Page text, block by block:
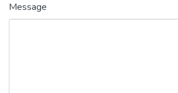
Message